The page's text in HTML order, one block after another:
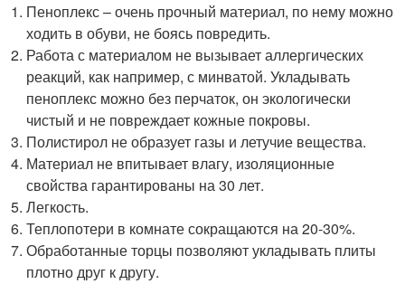
Пеноплекс – очень прочный материал, по нему можно
ходить в обуви, не боясь повредить.
Работа с материалом не вызывает аллергических
реакций, как например, с минватой. Укладывать
пеноплекс можно без перчаток, он экологически
чистый и не повреждает кожные покровы.
Полистирол не образует газы и летучие вещества.
Материал не впитывает влагу, изоляционные
свойства гарантированы на 30 лет.
Легкость.
Теплопотери в комнате сокращаются на 20-30%.
Обработанные торцы позволяют укладывать плиты
плотно друг к другу.